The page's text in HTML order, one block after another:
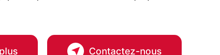
Contactez-nous